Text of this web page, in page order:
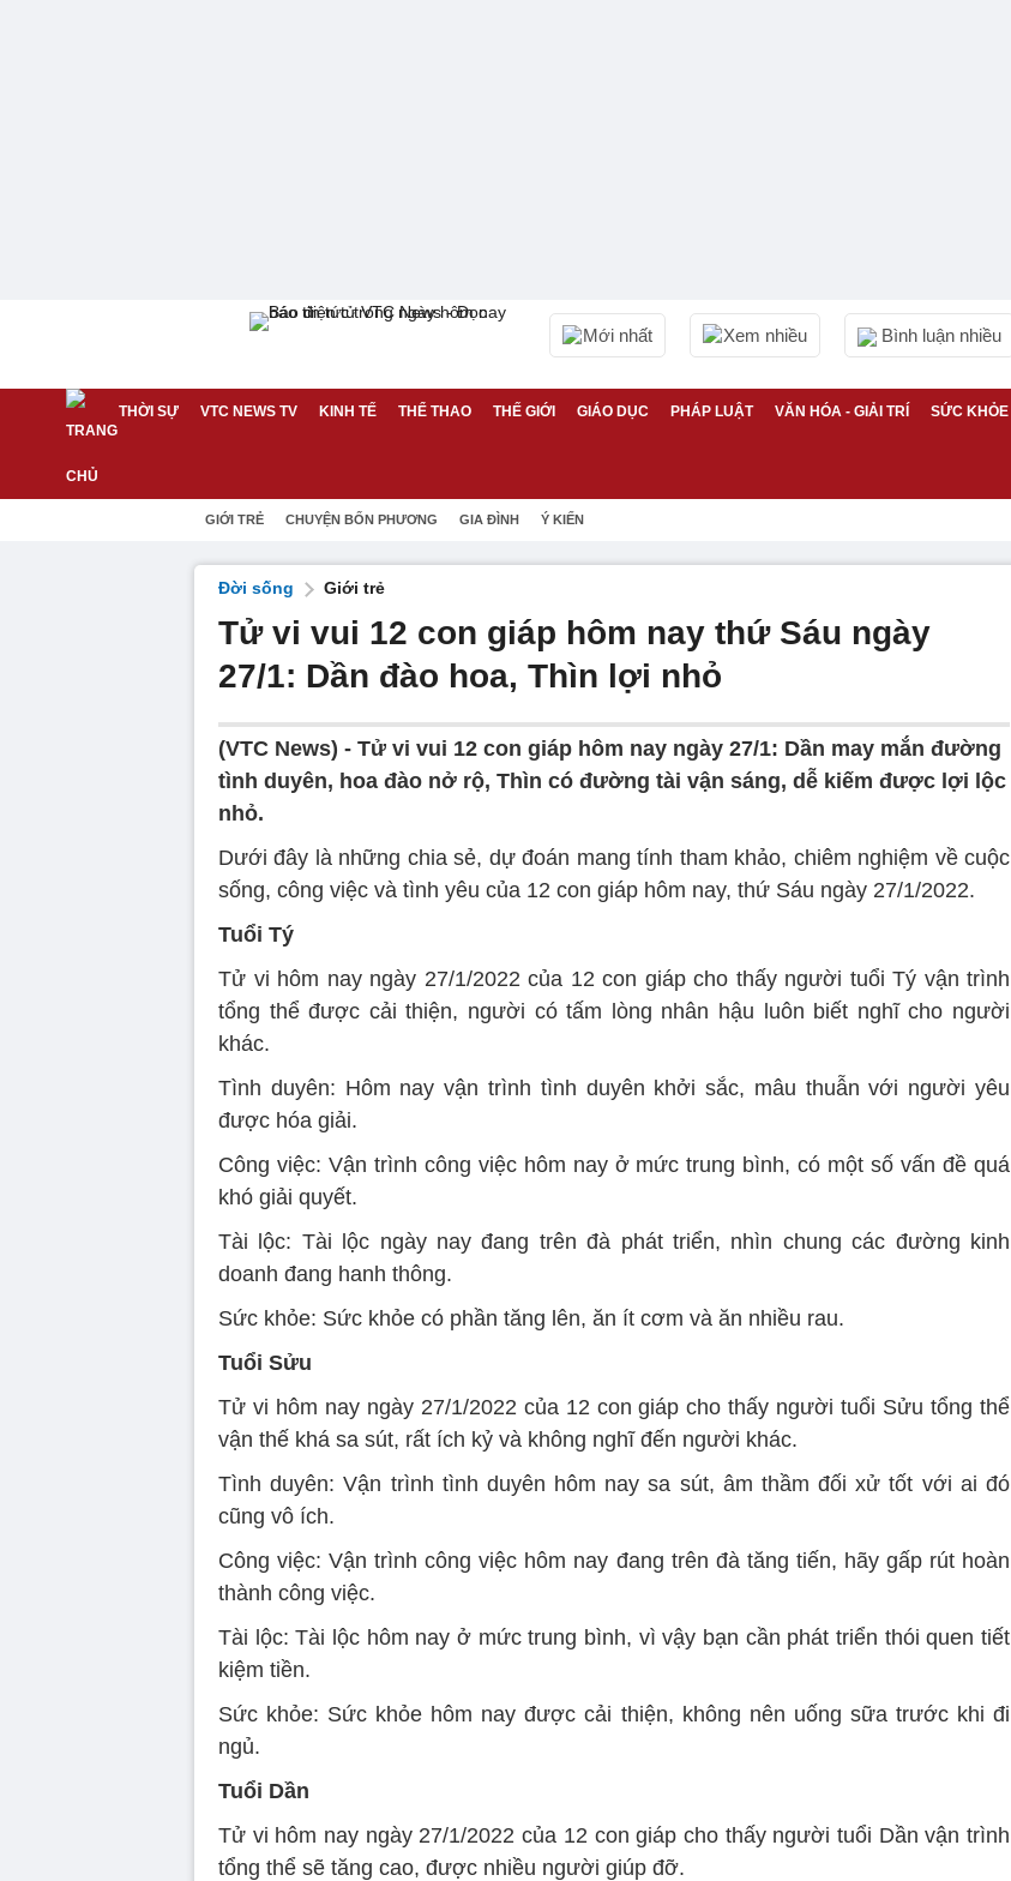
Mới nhất Xem nhiều Bình luận nhiều
THỜI SỰ VTC NEWS TV KINH TẾ THỂ THAO THẾ GIỚI GIÁO DỤC PHÁP LUẬT VĂN HÓA - GIẢI TRÍ SỨC KHỎE
GIỚI TRẺ CHUYỆN BỐN PHƯƠNG GIA ĐÌNH Ý KIẾN
Đời sống Giới trẻ
Tử vi vui 12 con giáp hôm nay thứ Sáu ngày
27/1: Dần đào hoa, Thìn lợi nhỏ
(VTC News) - Tử vi vui 12 con giáp hôm nay ngày 27/1: Dần may mắn đường
tình duyên, hoa đào nở rộ, Thìn có đường tài vận sáng, dễ kiếm được lợi lộc
nhỏ.
Dưới đây là những chia sẻ, dự đoán mang tính tham khảo, chiêm nghiệm về cuộc
sống, công việc và tình yêu của 12 con giáp hôm nay, thứ Sáu ngày 27/1/2022.
Tuổi Tý
Tử vi hôm nay ngày 27/1/2022 của 12 con giáp cho thấy người tuổi Tý vận trình
tổng thể được cải thiện, người có tấm lòng nhân hậu luôn biết nghĩ cho người
khác.
Tình duyên: Hôm nay vận trình tình duyên khởi sắc, mâu thuẫn với người yêu
được hóa giải.
Công việc: Vận trình công việc hôm nay ở mức trung bình, có một số vấn đề quá
khó giải quyết.
Tài lộc: Tài lộc ngày nay đang trên đà phát triển, nhìn chung các đường kinh
doanh đang hanh thông.
Sức khỏe: Sức khỏe có phần tăng lên, ăn ít cơm và ăn nhiều rau.
Tuổi Sửu
Tử vi hôm nay ngày 27/1/2022 của 12 con giáp cho thấy người tuổi Sửu tổng thể
vận thế khá sa sút, rất ích kỷ và không nghĩ đến người khác.
Tình duyên: Vận trình tình duyên hôm nay sa sút, âm thầm đối xử tốt với ai đó
cũng vô ích.
Công việc: Vận trình công việc hôm nay đang trên đà tăng tiến, hãy gấp rút hoàn
thành công việc.
Tài lộc: Tài lộc hôm nay ở mức trung bình, vì vậy bạn cần phát triển thói quen tiết
kiệm tiền.
Sức khỏe: Sức khỏe hôm nay được cải thiện, không nên uống sữa trước khi đi
ngủ.
Tuổi Dần
Tử vi hôm nay ngày 27/1/2022 của 12 con giáp cho thấy người tuổi Dần vận trình
tổng thể sẽ tăng cao, được nhiều người giúp đỡ.